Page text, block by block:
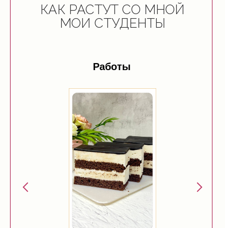
КАК РАСТУТ СО МНОЙ
МОИ СТУДЕНТЫ
Работы